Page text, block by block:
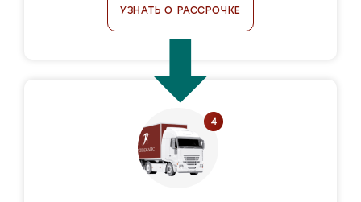
УЗНАТЬ О РАССРОЧКЕ